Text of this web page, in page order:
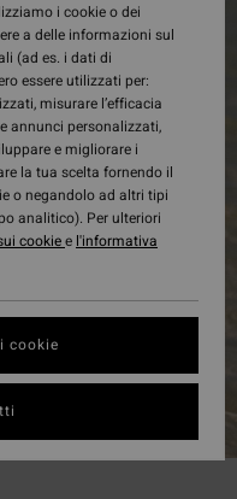
i cookie o dei
a delle informazioni sul
(ad es. i dati di
essere utilizzati per:
misurare l’efficacia
annunci personalizzati,
e migliorare i
la tua scelta fornendo il
o negandolo ad altri tipi
analitico). Per ulteriori
cookiee l'informativa
cookie